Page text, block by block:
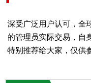
深受广泛用户认可，全
的管理员实际交易，自
特别推荐给大家，仅供